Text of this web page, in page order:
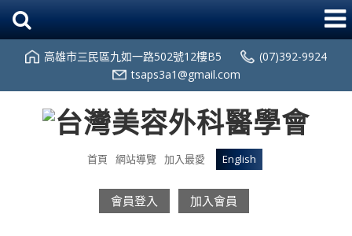
高雄市三民區九如一路502號12樓B5
(07)392-9924
tsaps3a1@gmail.com
首頁 網站導覽 加入最愛 English
會員登入 加入會員